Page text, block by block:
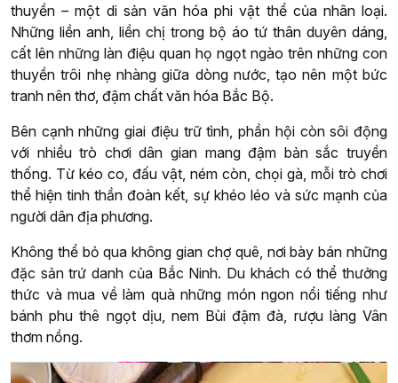
thuyền – một di sản văn hóa phi vật thể của nhân loại.
Những liền anh, liền chị trong bộ áo tứ thân duyên dáng,
cất lên những làn điệu quan họ ngọt ngào trên những con
thuyền trôi nhẹ nhàng giữa dòng nước, tạo nên một bức
tranh nên thơ, đậm chất văn hóa Bắc Bộ.
Bên cạnh những giai điệu trữ tình, phần hội còn sôi động
với nhiều trò chơi dân gian mang đậm bản sắc truyền
thống. Từ kéo co, đấu vật, ném còn, chọi gà, mỗi trò chơi
thể hiện tinh thần đoàn kết, sự khéo léo và sức mạnh của
người dân địa phương.
Không thể bỏ qua không gian chợ quê, nơi bày bán những
đặc sản trứ danh của Bắc Ninh. Du khách có thể thưởng
thức và mua về làm quà những món ngon nổi tiếng như
bánh phu thê ngọt dịu, nem Bùi đậm đà, rượu làng Vân
thơm nồng.